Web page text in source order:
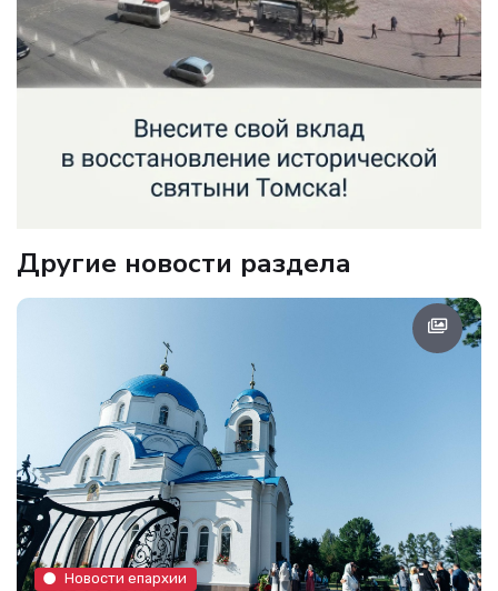
Другие новости раздела
Новости епархии